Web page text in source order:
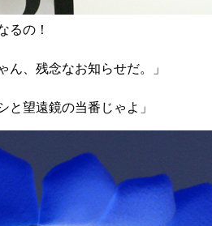
るの！
ん、残念なお知らせだ。」
と望遠鏡の当番じゃよ」